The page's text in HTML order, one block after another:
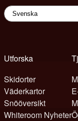
Utforska
Skidorter
Väderkartor
Snööversikt
Whiteroom Nyheter